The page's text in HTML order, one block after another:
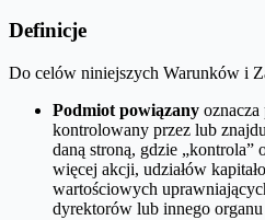
Definicje
Do celów niniejszych Warunków i
Podmiot powiązany
kontrolowany przez lub
daną stroną, gdzie „kontrola”
więcej akcji, udziałów
wartościowych
dyrektorów lub innego organu